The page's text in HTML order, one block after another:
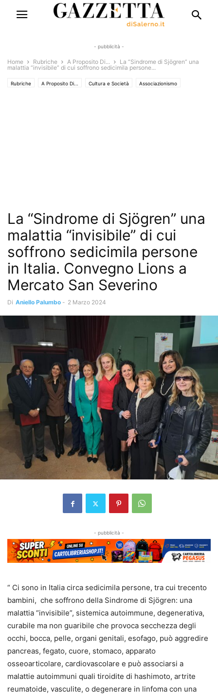
- pubblicità -
Home Rubriche A Proposito Di...
La “Sindrome di Sjögren” una
malattia “invisibile” di cui soffrono sedicimila persone...
Rubriche A Proposito Di... Cultura e Società Associazionismo
La “Sindrome di Sjögren” una
malattia “invisibile” di cui
soffrono sedicimila persone
in Italia. Convegno Lions a
Mercato San Severino
Di Aniello Palumbo - 2 Marzo 2024
- pubblicità -
“ Ci sono in Italia circa sedicimila persone, tra cui trecento
bambini, che soffrono della Sindrome di Sjögren: una
malattia “invisibile”, sistemica autoimmune, degenerativa,
curabile ma non guaribile che provoca secchezza degli
occhi, bocca, pelle, organi genitali, esofago, può aggredire
pancreas, fegato, cuore, stomaco, apparato
osseoarticolare, cardiovascolare e può associarsi a
malattie autoimmuni quali tiroidite di hashimoto, artrite
reumatoide, vasculite, o degenerare in linfoma con una